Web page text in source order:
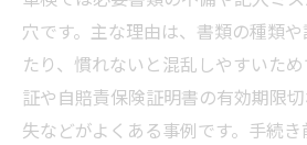
穴です。主な理由は、書類の種類
たり、慣れないと混乱しやすいた
証や自賠責保険証明書の有効期限
失などがよくある事例です。手続